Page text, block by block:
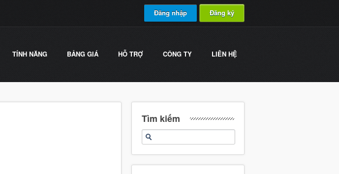
Đăng nhập Đăng ký
TÍNH NĂNG BẢNG GIÁ HỖ TRỢ CÔNG TY LIÊN HỆ
Tìm kiếm